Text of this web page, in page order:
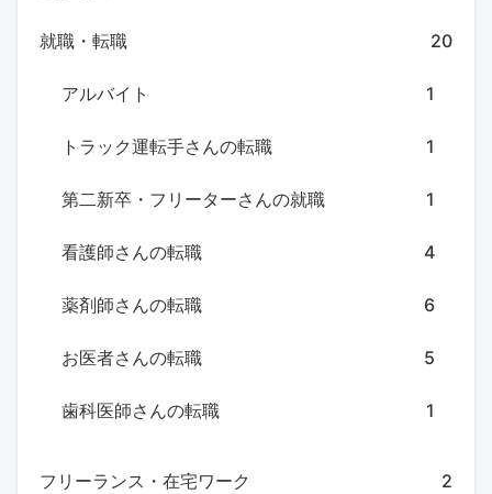
就職・転職 20
アルバイト 1
トラック運転手さんの転職 1
第二新卒・フリーターさんの就職 1
看護師さんの転職 4
薬剤師さんの転職 6
お医者さんの転職 5
歯科医師さんの転職 1
フリーランス・在宅ワーク 2